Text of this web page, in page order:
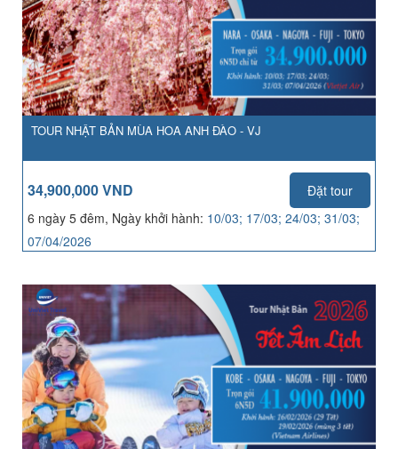
TOUR NHẬT BẢN MÙA HOA ANH ĐÀO - VJ
34,900,000 VND
Đặt tour
6 ngày 5 đêm, Ngày khởi hành: 10/03; 17/03; 24/03; 31/03;
07/04/2026